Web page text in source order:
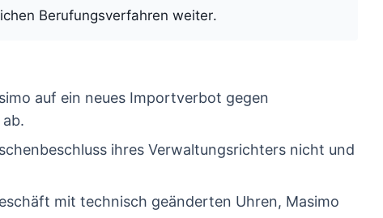
Berufungsverfahren weiter.
auf ein neues Importverbot gegen
ihres Verwaltungsrichters nicht und
mit technisch geänderten Uhren, Masimo